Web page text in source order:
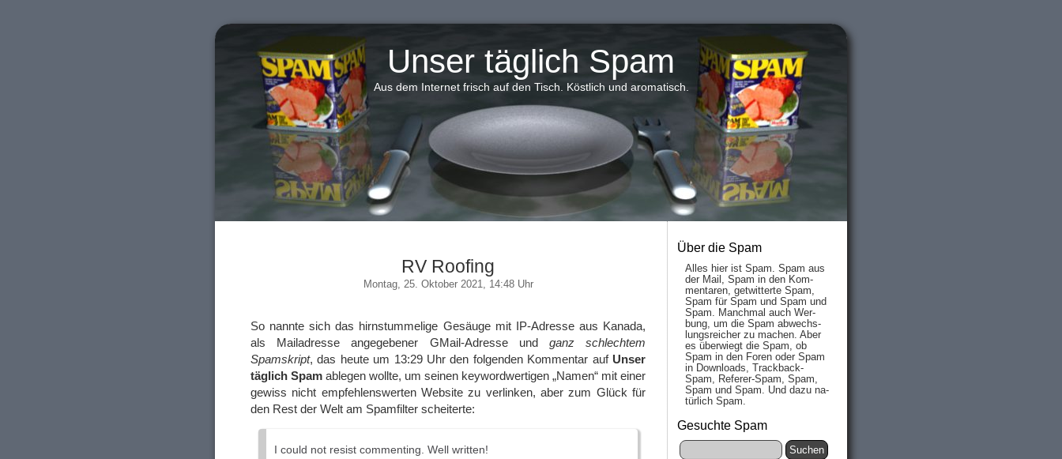
Unser täglich Spam
Aus dem Internet frisch auf den Tisch. Köstlich und aromatisch.
RV Roofing
Montag, 25. Oktober 2021, 14:48 Uhr
So nannte sich das hirnstummelige Gesäuge mit IP-Adresse aus Kanada,
als Mailadresse angegebener GMail-Adresse und ganz schlechtem
Spamskript, das heute um 13:29 Uhr den folgenden Kommentar auf Unser
täglich Spam ablegen wollte, um seinen keywordwertigen „Namen“ mit einer
gewiss nicht empfehlenswerten Website zu verlinken, aber zum Glück für
den Rest der Welt am Spamfilter scheiterte:
I could not resist commenting. Well written!
Über die Spam
Alles hier ist Spam. Spam aus
der Mail, Spam in den Kom­
men­taren, ge­twit­ter­te Spam,
Spam für Spam und Spam und
Spam. Manch­mal auch Wer­
bung, um die Spam ab­wechs­
lungs­reich­er zu mach­en. Aber
es über­wiegt die Spam, ob
Spam in den Fo­ren oder Spam
in Down­loads, Track­back-
Spam, Re­fe­rer-Spam, Spam,
Spam und Spam. Und da­zu na­
tür­lich Spam.
Gesuchte Spam